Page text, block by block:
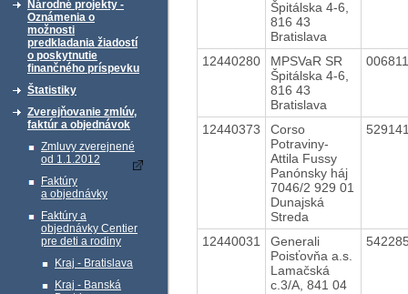
Národné projekty -
Oznámenia o
možnosti
predkladania žiadostí
o poskytnutie
finančného príspevku
Štatistiky
Zverejňovanie zmlúv,
faktúr a objednávok
Zmluvy zverejnené
od 1.1.2012
Faktúry
a objednávky
Faktúry a
objednávky Centier
pre deti a rodiny
Kraj - Bratislava
Kraj - Banská
Špitálska 4-6,
816 43
Bratislava
12440280
MPSVaR SR
Špitálska 4-6,
816 43
Bratislava
12440373
Corso
Potraviny-
Attila Fussy
Panónsky háj
7046/2 929 01
Dunajská
Streda
12440031
Generali
Poisťovňa a.s.
Lamačská
c.3/A, 841 04